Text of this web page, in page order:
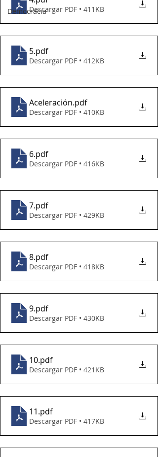
DemocraciaDescargar PDF • 411KB
5.pdf
Descargar PDF • 412KB
Aceleración.pdf
Descargar PDF • 410KB
6.pdf
Descargar PDF • 416KB
7.pdf
Descargar PDF • 429KB
8.pdf
Descargar PDF • 418KB
9.pdf
Descargar PDF • 430KB
10.pdf
Descargar PDF • 421KB
11.pdf
Descargar PDF • 417KB